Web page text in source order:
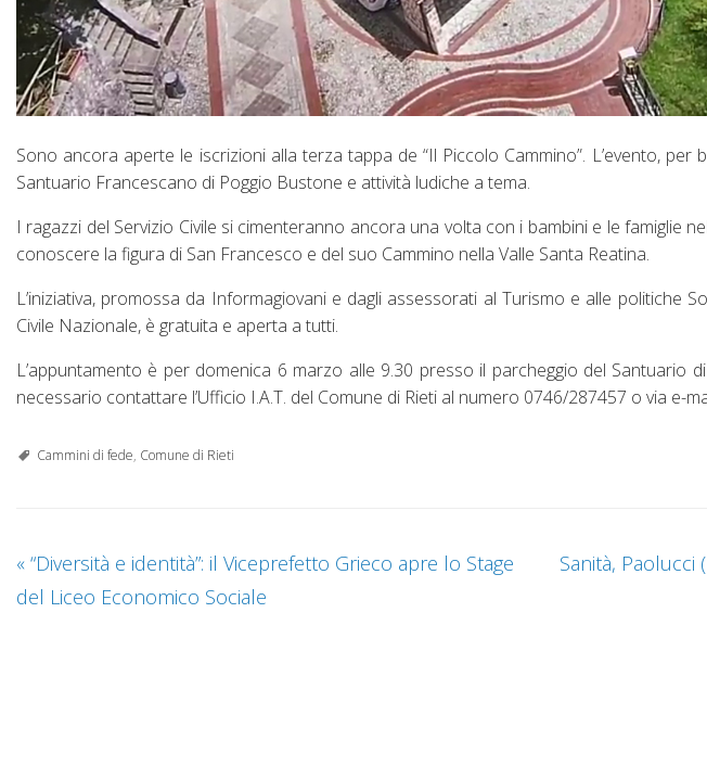
Sono ancora aperte le iscrizioni alla terza tappa de “Il Piccolo Cammino”. L’evento, per
Santuario Francescano di Poggio Bustone e attività ludiche a tema.
I ragazzi del Servizio Civile si cimenteranno ancora una volta con i bambini e le famiglie
conoscere la figura di San Francesco e del suo Cammino nella Valle Santa Reatina.
L’iniziativa, promossa da Informagiovani e dagli assessorati al Turismo e alle politiche
Civile Nazionale, è gratuita e aperta a tutti.
L’appuntamento è per domenica 6 marzo alle 9.30 presso il parcheggio del Santuario
necessario contattare l’Ufficio I.A.T. del Comune di Rieti al numero 0746/287457 o via e-
Cammini di fede, Comune di Rieti
« “Diversità e identità”: il Viceprefetto Grieco apre lo Stage
del Liceo Economico Sociale
Sanità,